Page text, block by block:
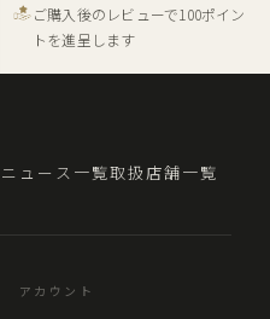
ご購入後のレビューで100ポイン
トを進呈します
ニュース一覧取扱店舗一覧
アカウント